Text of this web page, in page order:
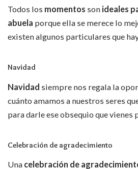
Todos los momentos son ideales
abuela porque ella se merece lo
existen algunos particulares que
Navidad
Navidad siempre nos regala la
cuánto amamos a nuestros seres
para darle ese obsequio que vienes
Celebración de agradecimiento
Una celebración de